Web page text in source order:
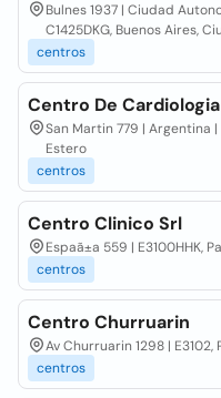
Bulnes 1937 | Ciudad
C1425DKG, Buenos Aires,
centros
Centro De Cardiologia
San Martin 779 | Argentina
Estero
centros
Centro Clinico Srl
Espaã±a 559 | E3100HHK,
centros
Centro Churruarin
Av Churruarin 1298 | E3102,
centros